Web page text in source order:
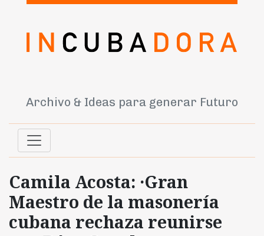
Archivo & Ideas para generar Futuro
Camila Acosta: ·Gran
Maestro de la masonería
cubana rechaza reunirse